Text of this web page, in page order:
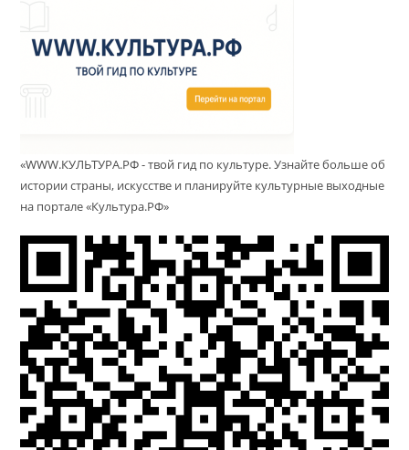
«WWW.КУЛЬТУРА.РФ - твой гид по культуре. Узнайте больше об
истории страны, искусстве и планируйте культурные выходные
на портале «Культура.РФ»